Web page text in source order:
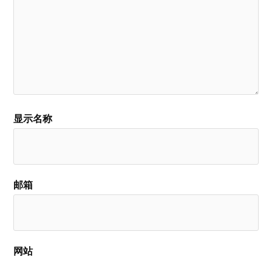
显示名称
邮箱
网站